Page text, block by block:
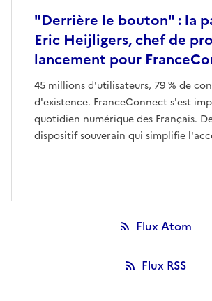
"Derrière le bouton" : la
Eric Heijligers, chef de
lancement pour
45 millions d'utilisateurs, 79 % de
d'existence. FranceConnect s'est
quotidien numérique des Français.
dispositif souverain qui simplifie
Flux Atom
Flux RSS